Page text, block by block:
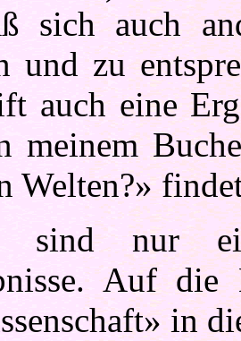
sich auch
und zu
auch eine
meinem
Welten?»
sind nur
Auf
in